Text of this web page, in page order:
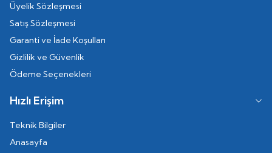
Üyelik Sözleşmesi
Satış Sözleşmesi
Garanti ve İade Koşulları
Gizlilik ve Güvenlik
Ödeme Seçenekleri
Hızlı Erişim
Teknik Bilgiler
Anasayfa